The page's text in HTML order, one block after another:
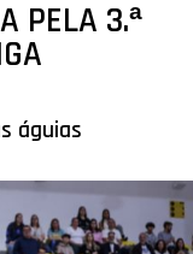
PELA 3.ª
águias